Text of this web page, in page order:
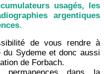
usagés, les
argentiques
.
de vous rendre à
du Sydeme et donc aussi
de Forbach.